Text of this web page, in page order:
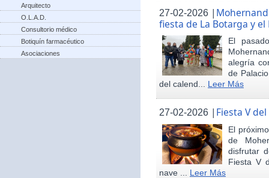
Arquitecto
O.L.A.D.
Consultorio médico
Botiquín farmacéutico
Asociaciones
27-02-2026 |
fiesta de La Botarga y
El
alegría
de
del calend... Leer Más
27-02-2026 | Fiesta V
El
de
disfrutar
Fiesta V
nave ... Leer Más